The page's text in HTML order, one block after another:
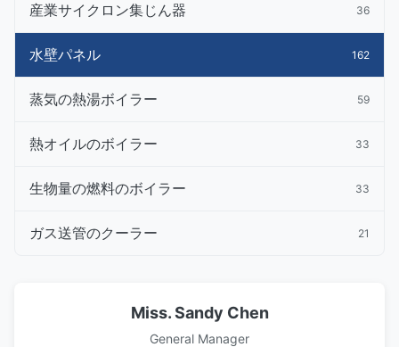
産業サイクロン集じん器 36
水壁パネル 162
蒸気の熱湯ボイラー 59
熱オイルのボイラー 33
生物量の燃料のボイラー 33
ガス送管のクーラー 21
Miss. Sandy Chen
General Manager